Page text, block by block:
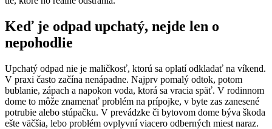
Keď je odpad upchatý, nejde len o
nepohodlie
Upchatý odpad nie je maličkosť, ktorú sa oplatí odkladať na víkend.
V praxi často začína nenápadne. Najprv pomalý odtok, potom
bublanie, zápach a napokon voda, ktorá sa vracia späť. V rodinnom
dome to môže znamenať problém na prípojke, v byte zas zanesené
potrubie alebo stúpačku. V prevádzke či bytovom dome býva škoda
ešte väčšia, lebo problém ovplyvní viacero odberných miest naraz.